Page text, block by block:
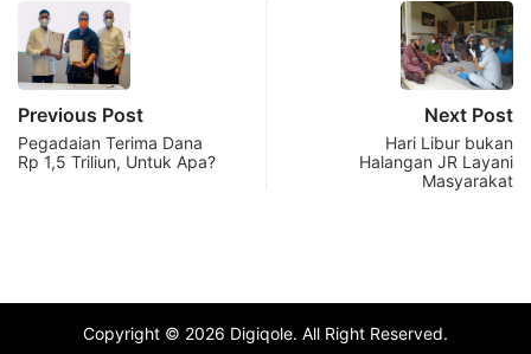
Previous Post
Pegadaian Terima Dana
Rp 1,5 Triliun, Untuk Apa?
Next Post
Hari Libur bukan
Halangan JR Layani
Masyarakat
Copyright © 2026 Digiqole. All Right Reserved.